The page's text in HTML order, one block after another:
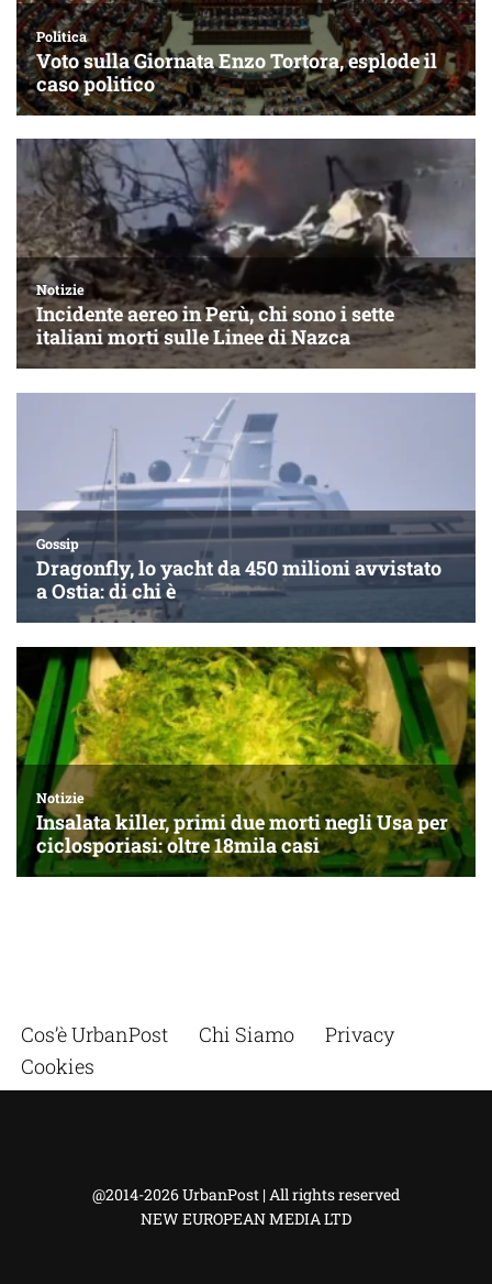
Cos’è UrbanPost Chi Siamo
Privacy
Cookies
@2014-2026 UrbanPost | All rights reserved
NEW EUROPEAN MEDIA LTD